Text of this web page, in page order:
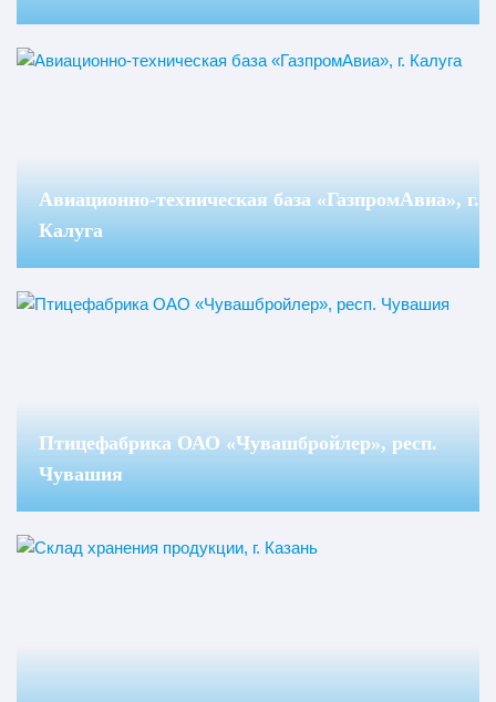
Авиационно-техническая база «ГазпромАвиа», г.
Калуга
Птицефабрика ОАО «Чувашбройлер», респ.
Чувашия